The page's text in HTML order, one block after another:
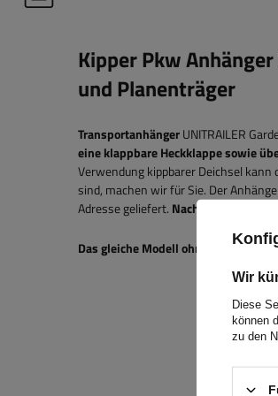
Kipper Pkw
und Planenträger
TransportanhängerUNITRAILER
eine klappbare Heckklappe sowie
Verwendung kippbarer Deichsel
sind, machen wir für Sie. Der
Adresse geliefert. Nachdem Sie den
Das gleiche Modell ohne
Wir
Diese
können
zu den